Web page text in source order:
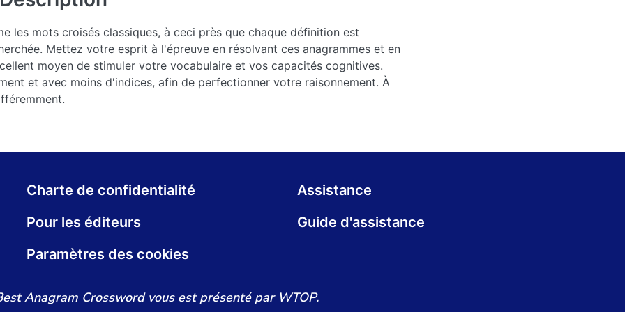
les mots croisés classiques, à ceci près que chaque définition est
Mettez votre esprit à l'épreuve en résolvant ces anagrammes et en
moyen de stimuler votre vocabulaire et vos capacités cognitives.
et avec moins d'indices, afin de perfectionner votre raisonnement. À
Charte de confidentialité
Assistance
Pour les éditeurs
Guide d'assistance
Paramètres des cookies
Anagram Crossword vous est présenté par WTOP.